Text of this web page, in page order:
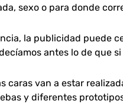
sexo o para donde
la publicidad puede
antes lo de que
caras van a estar
y diferentes